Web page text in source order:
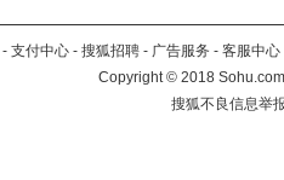
- 支付中心 - 搜狐招聘 - 广告服务 - 客服中心
Copyright©2018
搜狐不良信息举